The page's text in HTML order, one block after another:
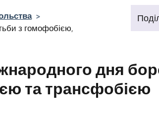
>
з гомофобією,
дня
та трансфобією